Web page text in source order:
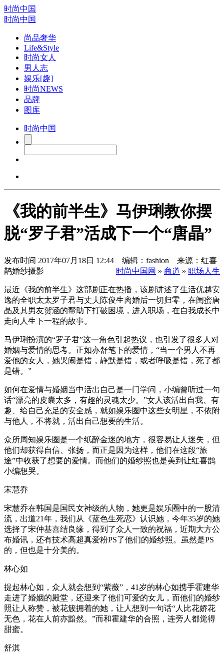
时尚中国
时尚中国
尚品奢华
Life&Style
时尚女人
男人志
娱乐[趣]
时尚NEWS
品牌
图库
时尚中国
《我的前半生》马伊琍教你摆
脱“罗子君”活成下一个“唐晶”
发布时间 2017年07月18日 12:44 编辑：fashion 来源：红喜
鹊婚纱摄影
时尚中国网 » 商道 » 职场人生
最近《我的前半生》这部剧正在热播，该剧讲述了生活优越安
逸的全职太太罗子君与丈夫陈俊生离婚后一切归零，在闺蜜唐
晶及其男友贺涵的帮助下打破困境，进入职场，在自我成长中
走向人生下一程的故事。
马伊琍扮演的“罗子君”这一角色引起热议，也引发了很多人对
婚姻与爱情的思考。正如亦舒笔下的爱情，“当一个男人不再
爱他的女人，她哭闹是错，静默是错，或者呼吸是错，死了都
是错。”
如何在爱情与婚姻当中活出自己是一门学问，小编曾听过一句
话“漂亮的皮囊太多，有趣的灵魂太少。”女人该活出自我、有
趣、给自己充足的安全感，就如娱乐圈中这些女明星，不依附
与他人，不将就，活出自己想要的生活。
众所周知娱乐圈是一个纸醉金迷的地方，很容易让人迷失，但
他们却获得自信、张扬，而正是因为这样，他们在这段“旅
途”中收获了想要的爱情。而他们的婚纱照也是美到让红喜鹊
小编想哭。
宋慧乔
宋慧乔在韩国是国民女神级的人物，她更是娱乐圈中的一股清
流，出道21年，我们从《蓝色生死恋》认识她，今年35岁的她
选择了宋仲基喜结良缘，得到了众人一致的祝福，近期大方公
布婚讯，还有技术高超真爱粉PS了他们的婚纱照。虽然是PS
的，但也是十分美的。
林心如
提起林心如，众人就会想到“紫薇”，41岁的林心如携手霍建华
走进了婚姻的殿堂，还迎来了他们可爱的女儿，而他们的婚纱
照让人称赞，被花簇拥着的她，让人想到一句话“人比花娇花
无色，花在人前亦黯然。”而和霍建华的合照，连旁人都觉得
甜蜜。
舒淇